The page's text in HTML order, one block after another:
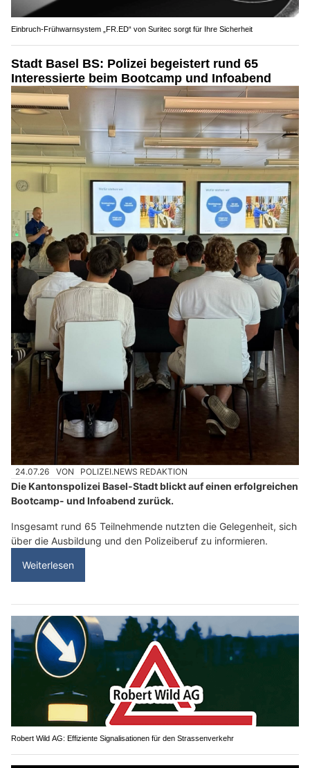
Einbruch-Frühwarnsystem „FR.ED“ von Suritec sorgt für Ihre Sicherheit
Stadt Basel BS: Polizei begeistert rund 65
Interessierte beim Bootcamp und Infoabend
24.07.26 VON POLIZEI.NEWS REDAKTION
Die Kantonspolizei Basel-Stadt blickt auf einen erfolgreichen
Bootcamp- und Infoabend zurück.
Insgesamt rund 65 Teilnehmende nutzten die Gelegenheit, sich
über die Ausbildung und den Polizeiberuf zu informieren.
Weiterlesen
Robert Wild AG: Effiziente Signalisationen für den Strassenverkehr